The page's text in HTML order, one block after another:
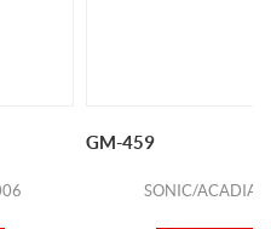
GM-459
SONIC/ACADIA